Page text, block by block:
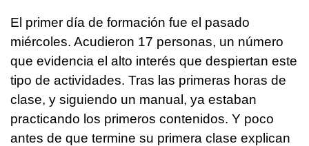
El primer día de formación fue el pasado
miércoles. Acudieron 17 personas, un número
que evidencia el alto interés que despiertan este
tipo de actividades. Tras las primeras horas de
clase, y siguiendo un manual, ya estaban
practicando los primeros contenidos. Y poco
antes de que termine su primera clase explican